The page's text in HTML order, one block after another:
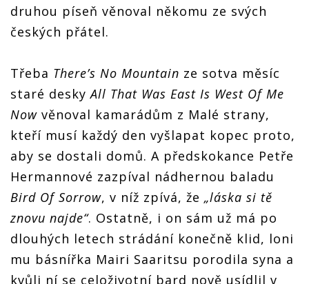
druhou píseň věnoval někomu ze svých
českých přátel.
Třeba There’s No Mountain ze sotva měsíc
staré deskyAll That Was East Is West Of Me
Now věnoval kamarádům z Malé strany,
kteří musí každý den vyšlapat kopec proto,
aby se dostali domů. A předskokance Petře
Hermannové zazpíval nádhernou baladu
Bird Of Sorrow, v níž zpívá, že „láska si tě
znovu najde“. Ostatně, i on sám už má po
dlouhých letech strádání konečně klid, loni
mu básnířka Mairi Saaritsu porodila syna a
kvůli ní se celoživotní bard nově usídlil v